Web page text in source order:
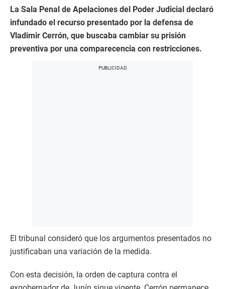
La Sala Penal de Apelaciones del Poder Judicial declaró
infundado el recurso presentado por la defensa de
Vladimir Cerrón, que buscaba cambiar su prisión
preventiva por una comparecencia con restricciones.
El tribunal consideró que los argumentos presentados no
justificaban una variación de la medida.
Con esta decisión, la orden de captura contra el